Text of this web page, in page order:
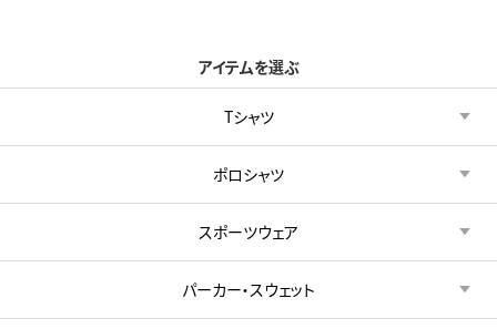
アイテムを選ぶ
Tシャツ
ポロシャツ
スポーツウェア
パーカー・スウェット